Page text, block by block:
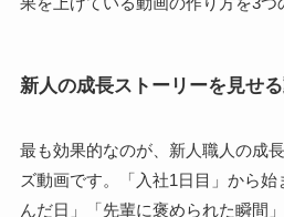
新人の成長ストーリーを見せ
最も効果的なのが、新人職人の成
ズ動画です。「入社1日目」から
んだ日」「先輩に褒められた瞬間